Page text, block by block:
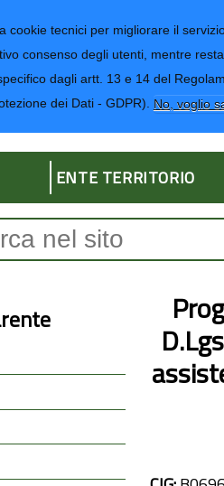
cookie tecnici per migliorare il
consenso degli utenti, mentre
dagli artt. 13 e 14 del
dei Dati - GDPR). No, voglio
di Imperia
ENTE TERRITORIO